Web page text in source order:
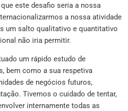
este desafio seria a nossa
a nossa atividade
um salto qualitativo e quantitativo
não iria permitir.
um rápido estudo de
bem como a sua respetiva
de negócios futuros,
Tivemos o cuidado de tentar,
internamente todas as